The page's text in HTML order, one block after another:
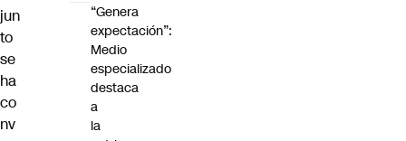
jun
to
se
ha
co
nv
“Genera
expectación”:
Medio
especializado
destaca
a
la